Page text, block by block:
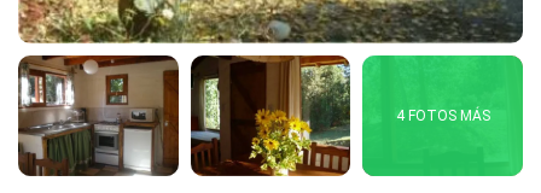
4 FOTOS MÁS